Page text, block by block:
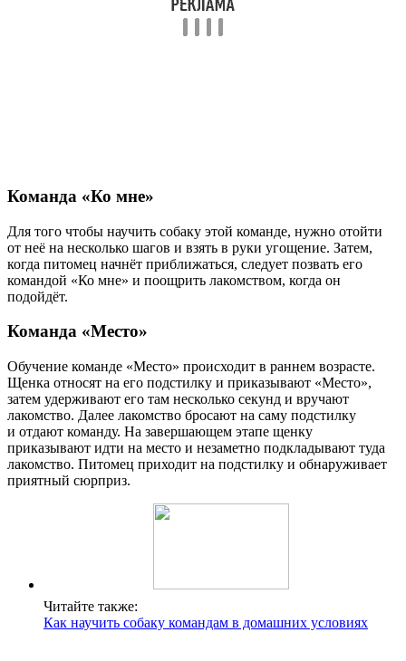
Команда «Ко мне»
Для того чтобы научить собаку этой команде, нужно отойти
от неё на несколько шагов и взять в руки угощение. Затем,
когда питомец начнёт приближаться, следует позвать его
командой «Ко мне» и поощрить лакомством, когда он
подойдёт.
Команда «Место»
Обучение команде «Место» происходит в раннем возрасте.
Щенка относят на его подстилку и приказывают «Место»,
затем удерживают его там несколько секунд и вручают
лакомство. Далее лакомство бросают на саму подстилку
и отдают команду. На завершающем этапе щенку
приказывают идти на место и незаметно подкладывают туда
лакомство. Питомец приходит на подстилку и обнаруживает
приятный сюрприз.
Читайте также:
Как научить собаку командам в домашних условиях